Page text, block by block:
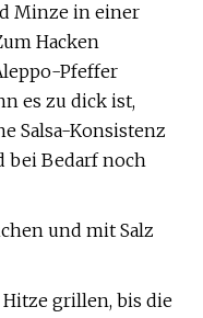
Minze in einer
Hacken
Pfeffer
es zu dick ist,
Salsa-Konsistenz
bei Bedarf noch
und mit Salz
grillen, bis die